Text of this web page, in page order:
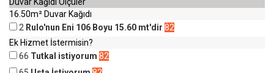
16.50m² Duvar Kağıdı
2 Rulo'nun Eni 106 Boyu 15.60 mt'dir 82
Ek Hizmet İstermisin?
66 Tutkal istiyorum 82